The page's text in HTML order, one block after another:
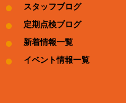
スタッフブログ
定期点検ブログ
新着情報一覧
イベント情報一覧